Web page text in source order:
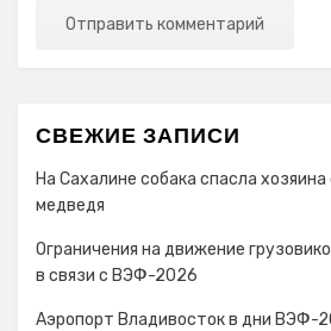
СВЕЖИЕ ЗАПИСИ
На Сахалине собака спасла
медведя
Ограничения на движение
в связи с ВЭФ-2026
Аэропорт Владивосток в дни ВЭФ-